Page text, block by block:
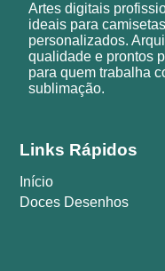
Artes digitais
ideais para
personalizados.
qualidade e prontos
para quem trabalha
sublimação.
Links Rápidos
Início
Doces Desenhos